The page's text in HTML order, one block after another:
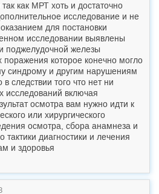
как МРТ хоть и достаточно
исследование и не
для постановки
исследовании выявлены
поджелудочной железы
поражения которое конечно могло
синдрому и другим нарушениям
следствии того что нет ни
исследований включая
осмотра вам нужно идти к
или хирургического
осмотра, сбора анамнеза и
диагностики и лечения
и здоровья